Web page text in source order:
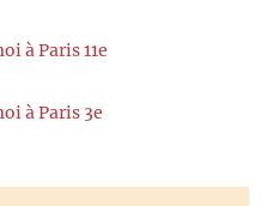
à Paris 11e
à Paris 3e